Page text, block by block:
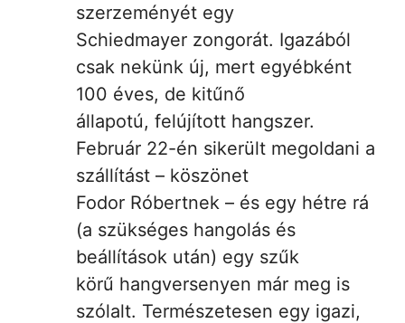
szerzeményét egy
Schiedmayer zongorát. Igazából
csak nekünk új, mert egyébként
100 éves, de kitűnő
állapotú, felújított hangszer.
Február 22-én sikerült megoldani a
szállítást – köszönet
Fodor Róbertnek – és egy hétre rá
(a szükséges hangolás és
beállítások után) egy szűk
körű hangversenyen már meg is
szólalt. Természetesen egy igazi,